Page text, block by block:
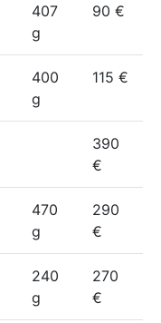
407
g
90 €
400
g
115 €
390
€
470
g
290
€
240
g
270
€